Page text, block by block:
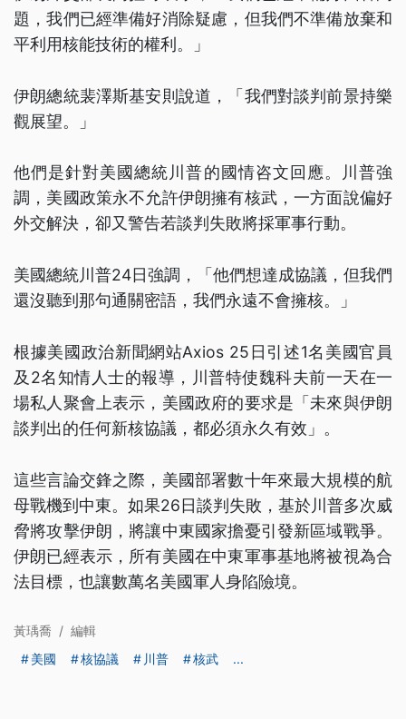
題，我們已經準備好消除疑慮，但我們不準備放棄和
平利用核能技術的權利。」
伊朗總統裴澤斯基安則說道，「我們對談判前景持樂
觀展望。」
他們是針對美國總統川普的國情咨文回應。川普強
調，美國政策永不允許伊朗擁有核武，一方面說偏好
外交解決，卻又警告若談判失敗將採軍事行動。
美國總統川普24日強調，「他們想達成協議，但我們
還沒聽到那句通關密語，我們永遠不會擁核。」
根據美國政治新聞網站Axios 25日引述1名美國官員
及2名知情人士的報導，川普特使魏科夫前一天在一
場私人聚會上表示，美國政府的要求是「未來與伊朗
談判出的任何新核協議，都必須永久有效」。
這些言論交鋒之際，美國部署數十年來最大規模的航
母戰機到中東。如果26日談判失敗，基於川普多次威
脅將攻擊伊朗，將讓中東國家擔憂引發新區域戰爭。
伊朗已經表示，所有美國在中東軍事基地將被視為合
法目標，也讓數萬名美國軍人身陷險境。
黃瑀喬 / 編輯
美國
核協議 川普 核武 ...